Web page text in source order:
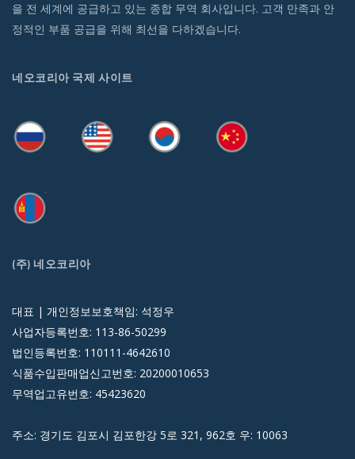
을 전 세계에 공급하고 있는 종합 무역 회사입니다. 고객 만족과 안
정적인 부품 공급을 위해 최선을 다하겠습니다.
네오코리아 국제 사이트
(주) 네오코리아
대표 | 개인정보보호책임: 석정우
사업자등록번호: 113-86-50299
법인등록번호: 110111-4642610
식품수입판매업신고번호: 20200010653
무역업고유번호: 45423620
주소: 경기도 김포시 김포한강 5로 321, 962호 우: 10063